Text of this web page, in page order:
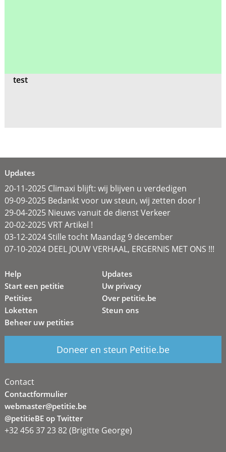
test
Updates
20-11-2025 Climaxi blijft: wij blijven u verdedigen
09-09-2025 Bedankt voor uw steun, wij zetten door !
29-04-2025 Nieuws vanuit de dienst Verkeer
20-02-2025 VRT Artikel !
03-12-2024 Stille tocht Maandag 9 december
07-10-2024 DEEL JOUW VERHAAL, ERGERNIS MET ONS !!!
Help
Start een petitie
Petities
Loketten
Beheer uw petities
Updates
Uw privacy
Over petitie.be
Steun ons
Doneer en steun Petitie.be
Contact
Contactformulier
webmaster@petitie.be
@petitieBE op Twitter
+32 456 37 23 82 (Brigitte George)